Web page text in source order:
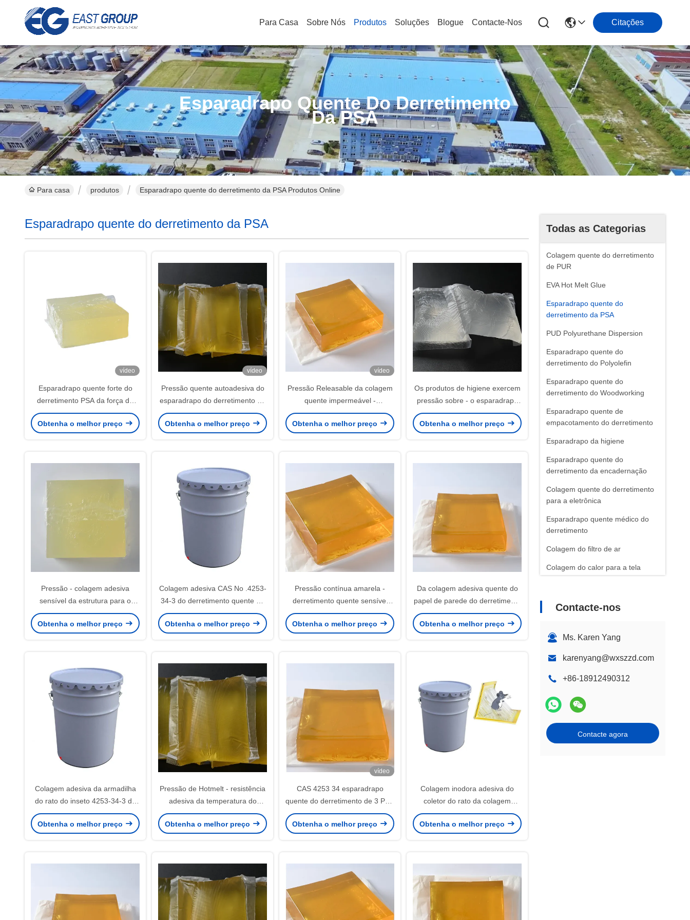
Para Casa Sobre Nós Produtos Soluções Blogue Contacte-Nos Citações
Esparadrapo Quente Do Derretimento
Da PSA
Para casa produtos Esparadrapo quente do derretimento da PSA Produtos Online
Todas as Categorias
Colagem quente do derretimento
de PUR
EVA Hot Melt Glue
Esparadrapo quente do
derretimento da PSA
PUD Polyurethane Dispersion
Esparadrapo quente do
derretimento do Polyolefin
Esparadrapo quente do
derretimento do Woodworking
Esparadrapo quente de
empacotamento do derretimento
Esparadrapo da higiene
Esparadrapo quente do
derretimento da encadernação
Colagem quente do derretimento
para a eletrônica
Esparadrapo quente médico do
derretimento
Colagem do filtro de ar
Colagem do calor para a tela
Contacte-nos
Ms. Karen Yang
karenyang@wxszzd.com
+86-18912490312
Contacte agora
Esparadrapo quente do derretimento da PSA
vídeo
Esparadrapo quente forte do
derretimento PSA da força de
ligamento para o papel de
parede 3D
Obtenha o melhor preço
vídeo
Pressão quente autoadesiva do
esparadrapo do derretimento da
etiqueta PSA - esparadrapo
quente sensível do derretimento
Obtenha o melhor preço
vídeo
Pressão Releasable da colagem
quente impermeável -
esparadrapo sensível para o
papel da decoração da parede
Obtenha o melhor preço
Os produtos de higiene exercem
pressão sobre - o esparadrapo
Releasable sensível para tecidos
dos guardanapo
Obtenha o melhor preço
Pressão - colagem adesiva
sensível da estrutura para o
guardanapo sanitário
Obtenha o melhor preço
Colagem adesiva CAS No .4253-
34-3 do derretimento quente do
controle PSA do rato do inseto
da mosca
Obtenha o melhor preço
Pressão contínua amarela -
derretimento quente sensível
CAS4253 esparadrapo 34 3
Obtenha o melhor preço
Da colagem adesiva quente do
papel de parede do derretimento
do impermeabilizante PSA força
de casca alta
Obtenha o melhor preço
Colagem adesiva da armadilha
do rato do inseto 4253-34-3 do
derretimento quente inodoro da
PSA
Obtenha o melhor preço
Pressão de Hotmelt - resistência
adesiva da temperatura do
tapete sensível
Obtenha o melhor preço
vídeo
CAS 4253 34 esparadrapo
quente do derretimento de 3 PSA
para o esparadrapo do papel de
parede 3D
Obtenha o melhor preço
Colagem inodora adesiva do
coletor do rato da colagem
quente UV do derretimento da
resistência
Obtenha o melhor preço